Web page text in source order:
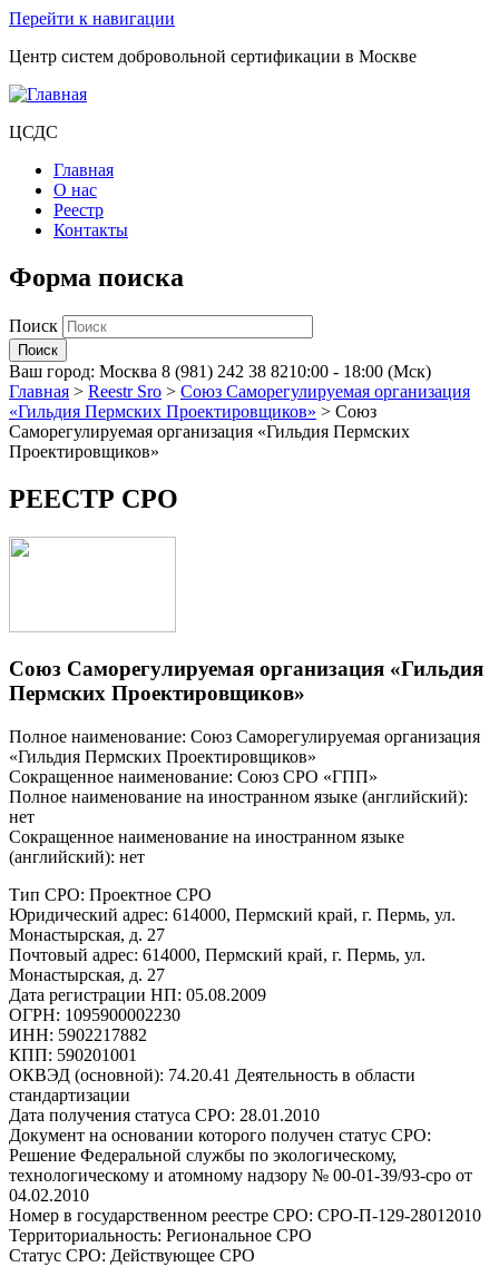
Перейти к навигации
Центр систем добровольной сертификации в Москве
ЦСДС
Главная
О нас
Реестр
Контакты
Форма поиска
Поиск
Ваш город: Москва 8 (981) 242 38 8210:00 - 18:00 (Мск)
Главная > Reestr Sro > Союз Саморегулируемая организация
«Гильдия Пермских Проектировщиков» > Союз
Саморегулируемая организация «Гильдия Пермских
Проектировщиков»
РЕЕСТР СРО
Союз Саморегулируемая организация «Гильдия
Пермских Проектировщиков»
Полное наименование: Союз Саморегулируемая организация
«Гильдия Пермских Проектировщиков»
Сокращенное наименование: Союз СРО «ГПП»
Полное наименование на иностранном языке (английский):
нет
Сокращенное наименование на иностранном языке
(английский): нет
Тип СРО: Проектное СРО
Юридический адрес: 614000, Пермский край, г. Пермь, ул.
Монастырская, д. 27
Почтовый адрес: 614000, Пермский край, г. Пермь, ул.
Монастырская, д. 27
Дата регистрации НП: 05.08.2009
ОГРН: 1095900002230
ИНН: 5902217882
КПП: 590201001
ОКВЭД (основной): 74.20.41 Деятельность в области
стандартизации
Дата получения статуса СРО: 28.01.2010
Документ на основании которого получен статус СРО:
Решение Федеральной службы по экологическому,
технологическому и атомному надзору № 00-01-39/93-сро от
04.02.2010
Номер в государственном реестре СРО: СРО-П-129-28012010
Территориальность: Региональное СРО
Статус СРО: Действующее СРО